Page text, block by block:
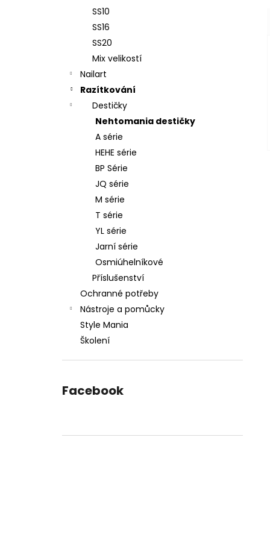
SS10
SS16
SS20
Mix velikostí
Nailart
Razítkování
Destičky
Nehtomania destičky
A série
HEHE série
BP Série
JQ série
M série
T série
YL série
Jarní série
Osmiúhelníkové
Příslušenství
Ochranné potřeby
Nástroje a pomůcky
Style Mania
Školení
Facebook